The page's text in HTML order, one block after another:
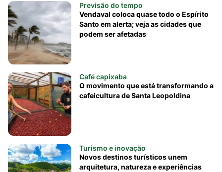
Previsão do tempo
Vendaval coloca quase todo o Espírito
Santo em alerta; veja as cidades que
podem ser afetadas
Café capixaba
O movimento que está transformando a
cafeicultura de Santa Leopoldina
Turismo e inovação
Novos destinos turísticos unem
arquitetura, natureza e experiências